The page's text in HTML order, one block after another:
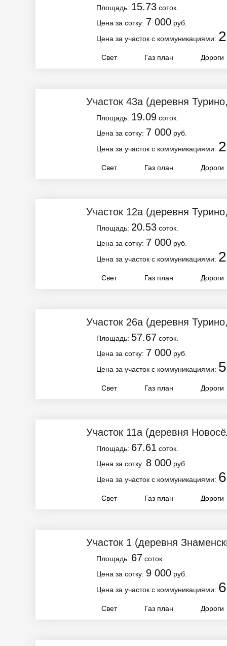
Площадь: 15.73 соток.
Цена за сотку: 7 000 руб.
Цена за участок с коммуникациями:
Свет Газ план Дороги
Участок 43а (деревня
Площадь: 19.09 соток.
Цена за сотку: 7 000 руб.
Цена за участок с коммуникациями:
Свет Газ план Дороги
Участок 12а (деревня
Площадь: 20.53 соток.
Цена за сотку: 7 000 руб.
Цена за участок с коммуникациями:
Свет Газ план Дороги
Участок 26а (деревня
Площадь: 57.67 соток.
Цена за сотку: 7 000 руб.
Цена за участок с коммуникациями:
Свет Газ план Дороги
Участок 11а (деревня
Площадь: 67.61 соток.
Цена за сотку: 8 000 руб.
Цена за участок с коммуникациями:
Свет Газ план Дороги
Участок 1 (деревня
Площадь: 67 соток.
Цена за сотку: 9 000 руб.
Цена за участок с коммуникациями:
Свет Газ план Дороги